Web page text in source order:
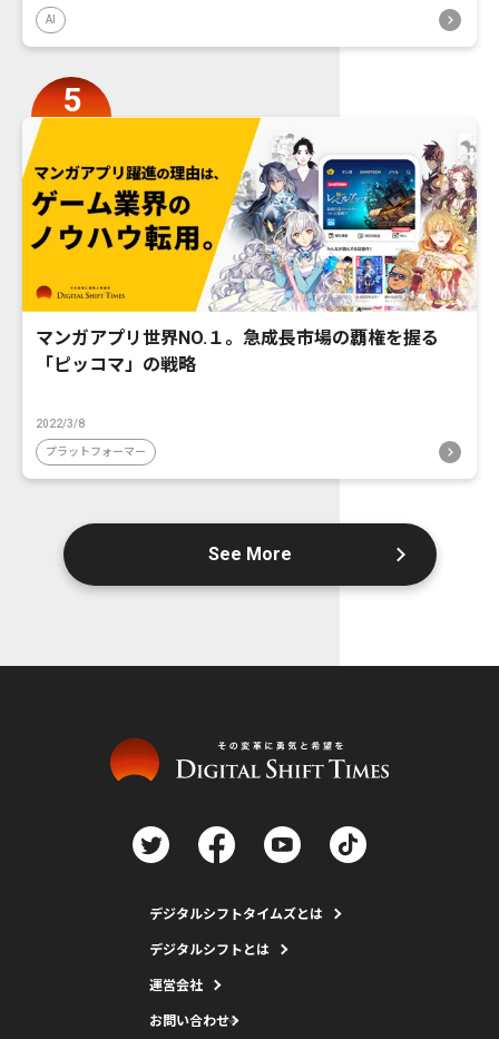
AI
マンガアプリ世界NO.１。急成長市場の覇権を握る
「ピッコマ」の戦略
2022/3/8
プラットフォーマー
See More
デジタルシフトタイムズとは
デジタルシフトとは
運営会社
お問い合わせ